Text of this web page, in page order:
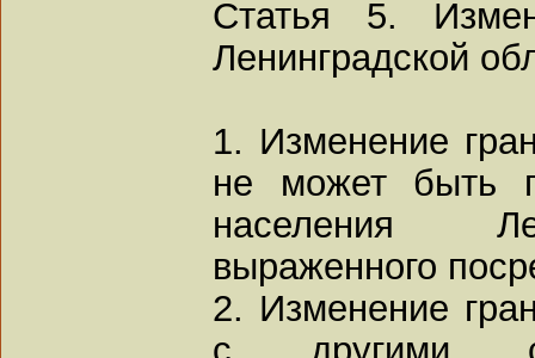
Статья 5.
Ленинградской
1. Изменение
не может быть
населения
выраженного
2. Изменение
с другими